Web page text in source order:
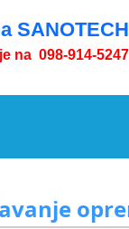
na 098-914-5247